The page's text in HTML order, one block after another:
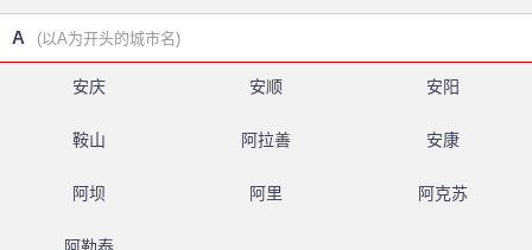
A (以A为开头的城市名)
安庆 安顺 安阳
鞍山 阿拉善 安康
阿坝 阿里 阿克苏